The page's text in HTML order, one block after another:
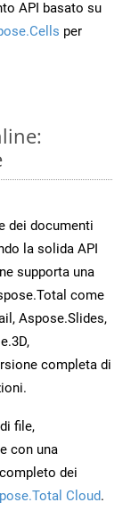
API basato su
per
dei documenti
la solida API
supporta una
come
Aspose.Slides,
completa di
file,
con una
dei
Cloud.